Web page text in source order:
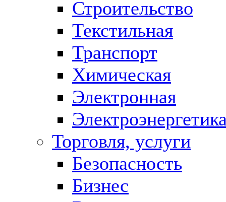
Строительство
Текстильная
Транспорт
Химическая
Электронная
Торговля, услуги
Безопасность
Бизнес